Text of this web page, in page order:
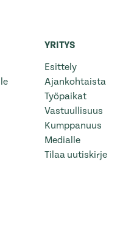
YRITYS
Esittely
Ajankohtaista
Työpaikat
Vastuullisuus
Kumppanuus
Medialle
Tilaa uutiskirje